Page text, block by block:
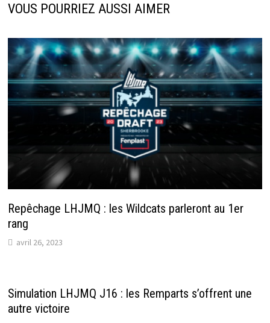
VOUS POURRIEZ AUSSI AIMER
Repêchage LHJMQ : les Wildcats parleront au 1er
rang
avril 26, 2023
Simulation LHJMQ J16 : les Remparts s’offrent une
autre victoire